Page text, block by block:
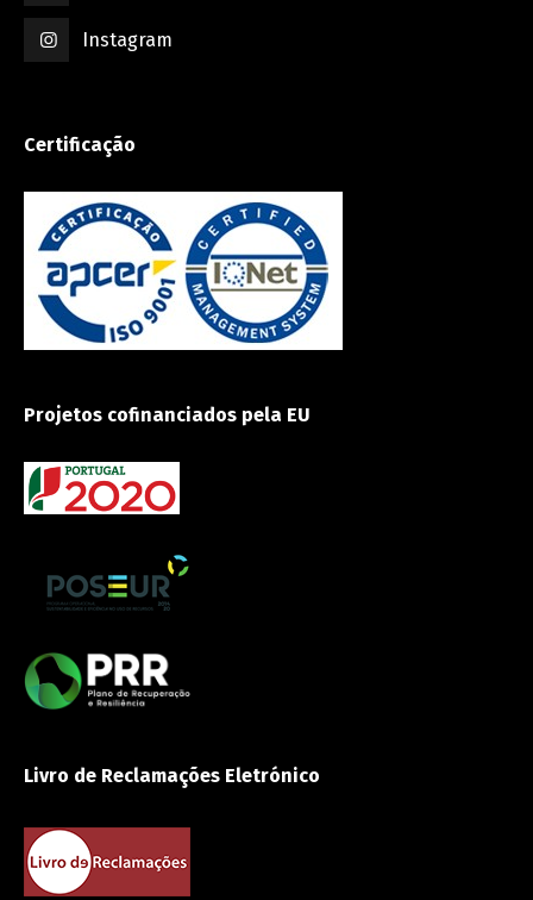
Instagram
Certificação
Projetos cofinanciados pela EU
Livro de Reclamações Eletrónico